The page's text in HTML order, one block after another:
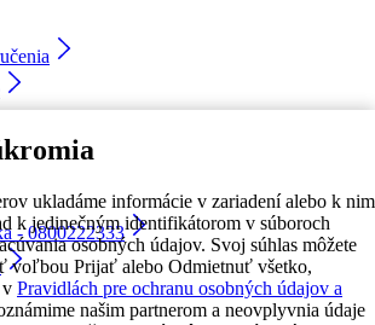
ukladáme informácie v zariadení alebo k nim
k jedinečným identifikátorom v súboroch
osobných údajov. Svoj súhlas môžete
voľbou Prijať alebo Odmietnuť všetko,
Pravidlách pre ochranu osobných údajov a
našim partnerom a neovplyvnia údaje
- 0800222333